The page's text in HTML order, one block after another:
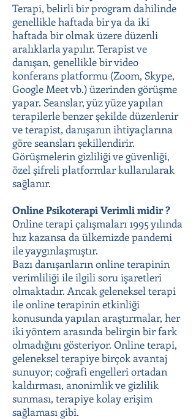
Terapi, belirli bir program dahilinde
genellikle haftada bir ya da iki
haftada bir olmak üzere düzenli
aralıklarla yapılır. Terapist ve
danışan, genellikle bir video
konferans platformu (Zoom, Skype,
Google Meet vb.) üzerinden görüşme
yapar. Seanslar, yüz yüze yapılan
terapilerle benzer şekilde düzenlenir
ve terapist, danışanın ihtiyaçlarına
göre seansları şekillendirir.
Görüşmelerin gizliliği ve güvenliği,
özel şifreli platformlar kullanılarak
sağlanır.
Online Psikoterapi Verimli midir ?
Online terapi çalışmaları 1995 yılında
hız kazansa da ülkemizde pandemi
ile yaygınlaşmıştır.
Bazı danışanların online terapinin
verimliliği ile ilgili soru işaretleri
olmaktadır. Ancak geleneksel terapi
ile online terapinin etkinliği
konusunda yapılan araştırmalar, her
iki yöntem arasında belirgin bir fark
olmadığını gösteriyor. Online terapi,
geleneksel terapiye birçok avantaj
sunuyor; coğrafi engelleri ortadan
kaldırması, anonimlik ve gizlilik
sunması, terapiye kolay erişim
sağlaması gibi.